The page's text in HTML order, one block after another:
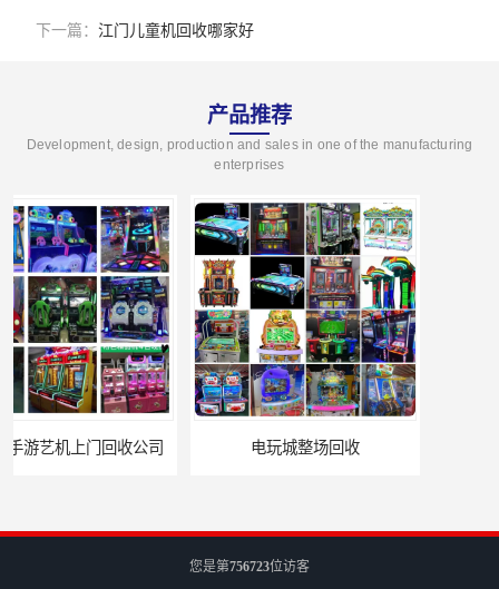
下一篇： 江门儿童机回收哪家好
产品推荐
Development, design, production and sales in one of the manufacturing
enterprises
电玩城整场回收 儿童机回收
您是第756723位访客